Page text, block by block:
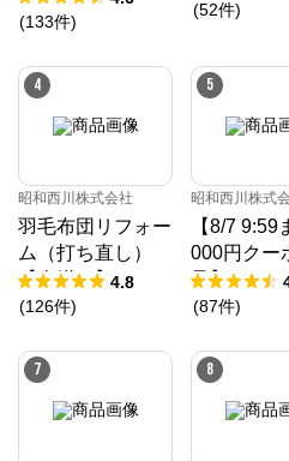
(133件)
(52件)
4
昭和西川株式会社
羽毛布団リフォー
ム（打ち直し）
【本掛け】ホワイ
トダックダウン8
4.8
(126件)
5
昭和西川株式
【8/7 9:59
000円クー
呈】ムアツ
トレス 30
《90日お
象》／
(87件)
7 8